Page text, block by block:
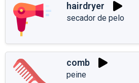
hairdryer
secador de pelo
comb
peine